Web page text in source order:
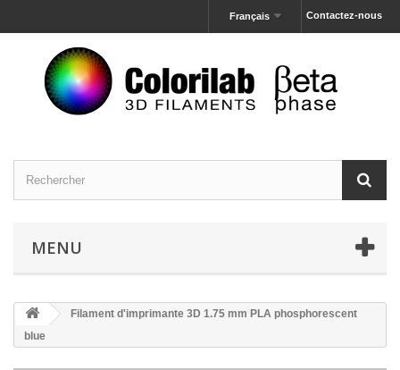
Contactez-nous
Français
MENU
Filament d'imprimante 3D 1.75 mm PLA phosphorescent
blue